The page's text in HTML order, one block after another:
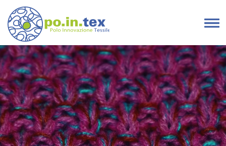
Navigazione principale